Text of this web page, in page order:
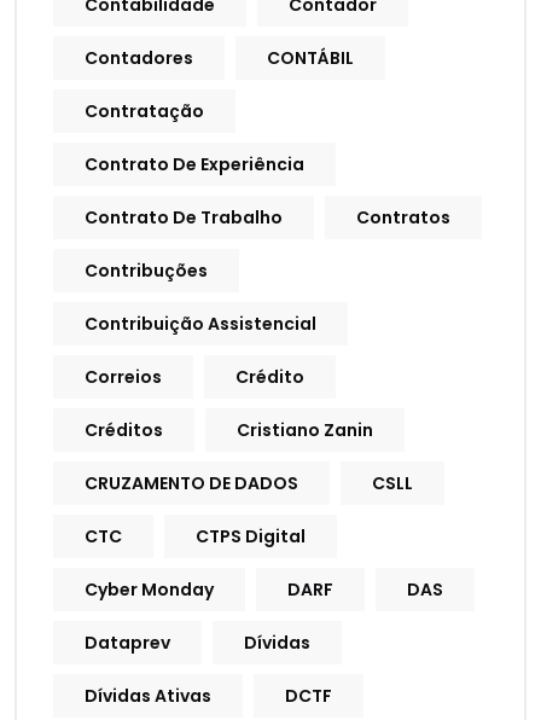
Contabilidade Contador
Contadores CONTÁBIL
Contratação
Contrato De Experiência
Contrato De Trabalho Contratos
Contribuções
Contribuição Assistencial
Correios Crédito
Créditos Cristiano Zanin
CRUZAMENTO DE DADOS CSLL
CTC CTPS Digital
Cyber Monday DARF DAS
Dataprev Dívidas
Dívidas Ativas DCTF